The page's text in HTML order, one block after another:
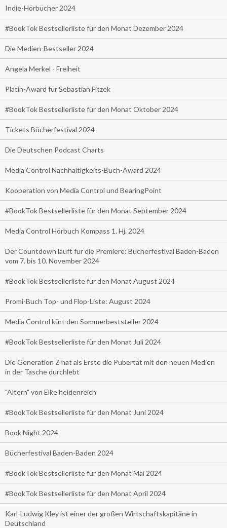
Indie-Hörbücher 2024
#BookTok Bestsellerliste für den Monat Dezember 2024
Die Medien-Bestseller 2024
Angela Merkel - Freiheit
Platin-Award für Sebastian Fitzek
#BookTok Bestsellerliste für den Monat Oktober 2024
Tickets Bücherfestival 2024
Die Deutschen Podcast Charts
Media Control Nachhaltigkeits-Buch-Award 2024
Kooperation von Media Control und BearingPoint
#BookTok Bestsellerliste für den Monat September 2024
Media Control Hörbuch Kompass 1. Hj. 2024
Der Countdown läuft für die Premiere: Bücherfestival Baden-Baden
vom 7. bis 10. November 2024
#BookTok Bestsellerliste für den Monat August 2024
Promi-Buch Top- und Flop-Liste: August 2024
Media Control kürt den Sommerbeststeller 2024
#BookTok Bestsellerliste für den Monat Juli 2024
Die Generation Z hat als Erste die Pubertät mit den neuen Medien
in der Tasche durchlebt
"Altern" von Elke heidenreich
#BookTok Bestsellerliste für den Monat Juni 2024
Book Night 2024
Bücherfestival Baden-Baden 2024
#BookTok Bestsellerliste für den Monat Mai 2024
#BookTok Bestsellerliste für den Monat April 2024
Karl-Ludwig Kley ist einer der großen Wirtschaftskapitäne in
Deutschland